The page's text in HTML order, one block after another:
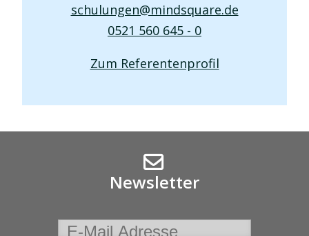
schulungen@mindsquare.de
0521 560 645 - 0
Zum Referentenprofil
Newsletter